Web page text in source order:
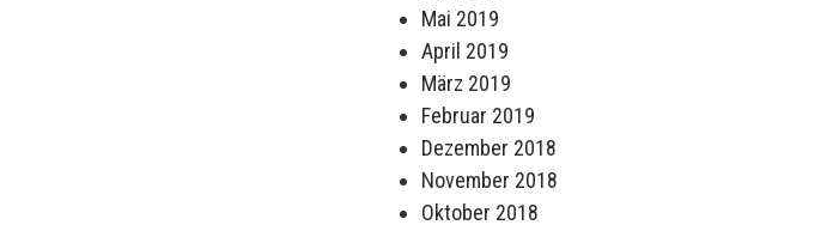
Mai 2019
April 2019
März 2019
Februar 2019
Dezember 2018
November 2018
Oktober 2018